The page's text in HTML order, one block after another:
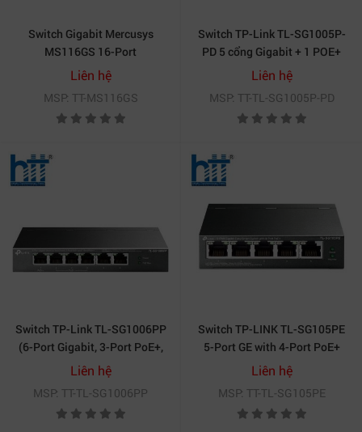
Switch Gigabit Mercusys
MS116GS 16-Port
Liên hệ
MSP: TT-MS116GS
Switch TP-Link TL-SG1005P-
PD 5 cổng Gigabit + 1 POE+
Liên hệ
MSP: TT-TL-SG1005P-PD
Switch TP-Link TL-SG1006PP
(6-Port Gigabit, 3-Port PoE+,
1-Port PoE++, Desktop Switch)
Liên hệ
MSP: TT-TL-SG1006PP
Switch TP-LINK TL-SG105PE
5-Port GE with 4-Port PoE+
Liên hệ
MSP: TT-TL-SG105PE